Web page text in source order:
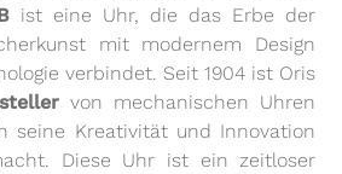
ist eine Uhr, die das Erbe der
mit modernem Design
verbindet. Seit 1904 ist Oris
von mechanischen Uhren
seine Kreativität und Innovation
Diese Uhr ist ein zeitloser